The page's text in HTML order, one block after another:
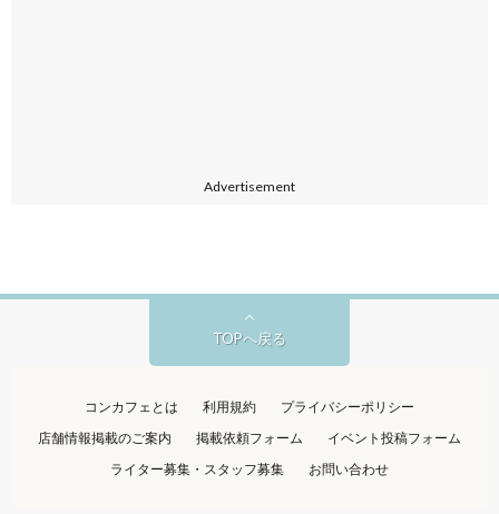
Advertisement
TOPへ戻る
コンカフェとは 利用規約
プライバシーポリシー
店舗情報掲載のご案内
掲載依頼フォーム
イベント投稿フォーム
ライター募集・スタッフ募集
お問い合わせ